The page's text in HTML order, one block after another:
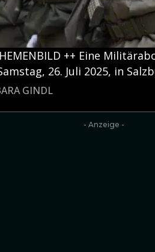
THEMENBILD ++ Eine
26. Juli 2025, in
GINDL
- Anzeige -